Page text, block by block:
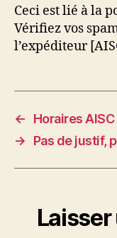
Ceci est lié à la
Vérifiez vos
l’expéditeur
←
Horaires AISC
→
Pas de justif,